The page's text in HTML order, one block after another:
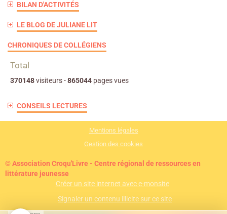
BILAN D'ACTIVITÉS
LE BLOG DE JULIANE LIT
CHRONIQUES DE COLLÉGIENS
Total
370148visiteurs -865044 pages vues
CONSEILS LECTURES
Mentions légales
Gestion des cookies
© Association Croqu'Livre - Centre régional de ressources en
littérature jeunesse
Créer un site internet avec e-monsite
Signaler un contenu illicite sur ce site